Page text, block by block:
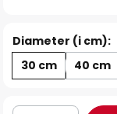
Diameter (i cm):
30 cm
40 cm